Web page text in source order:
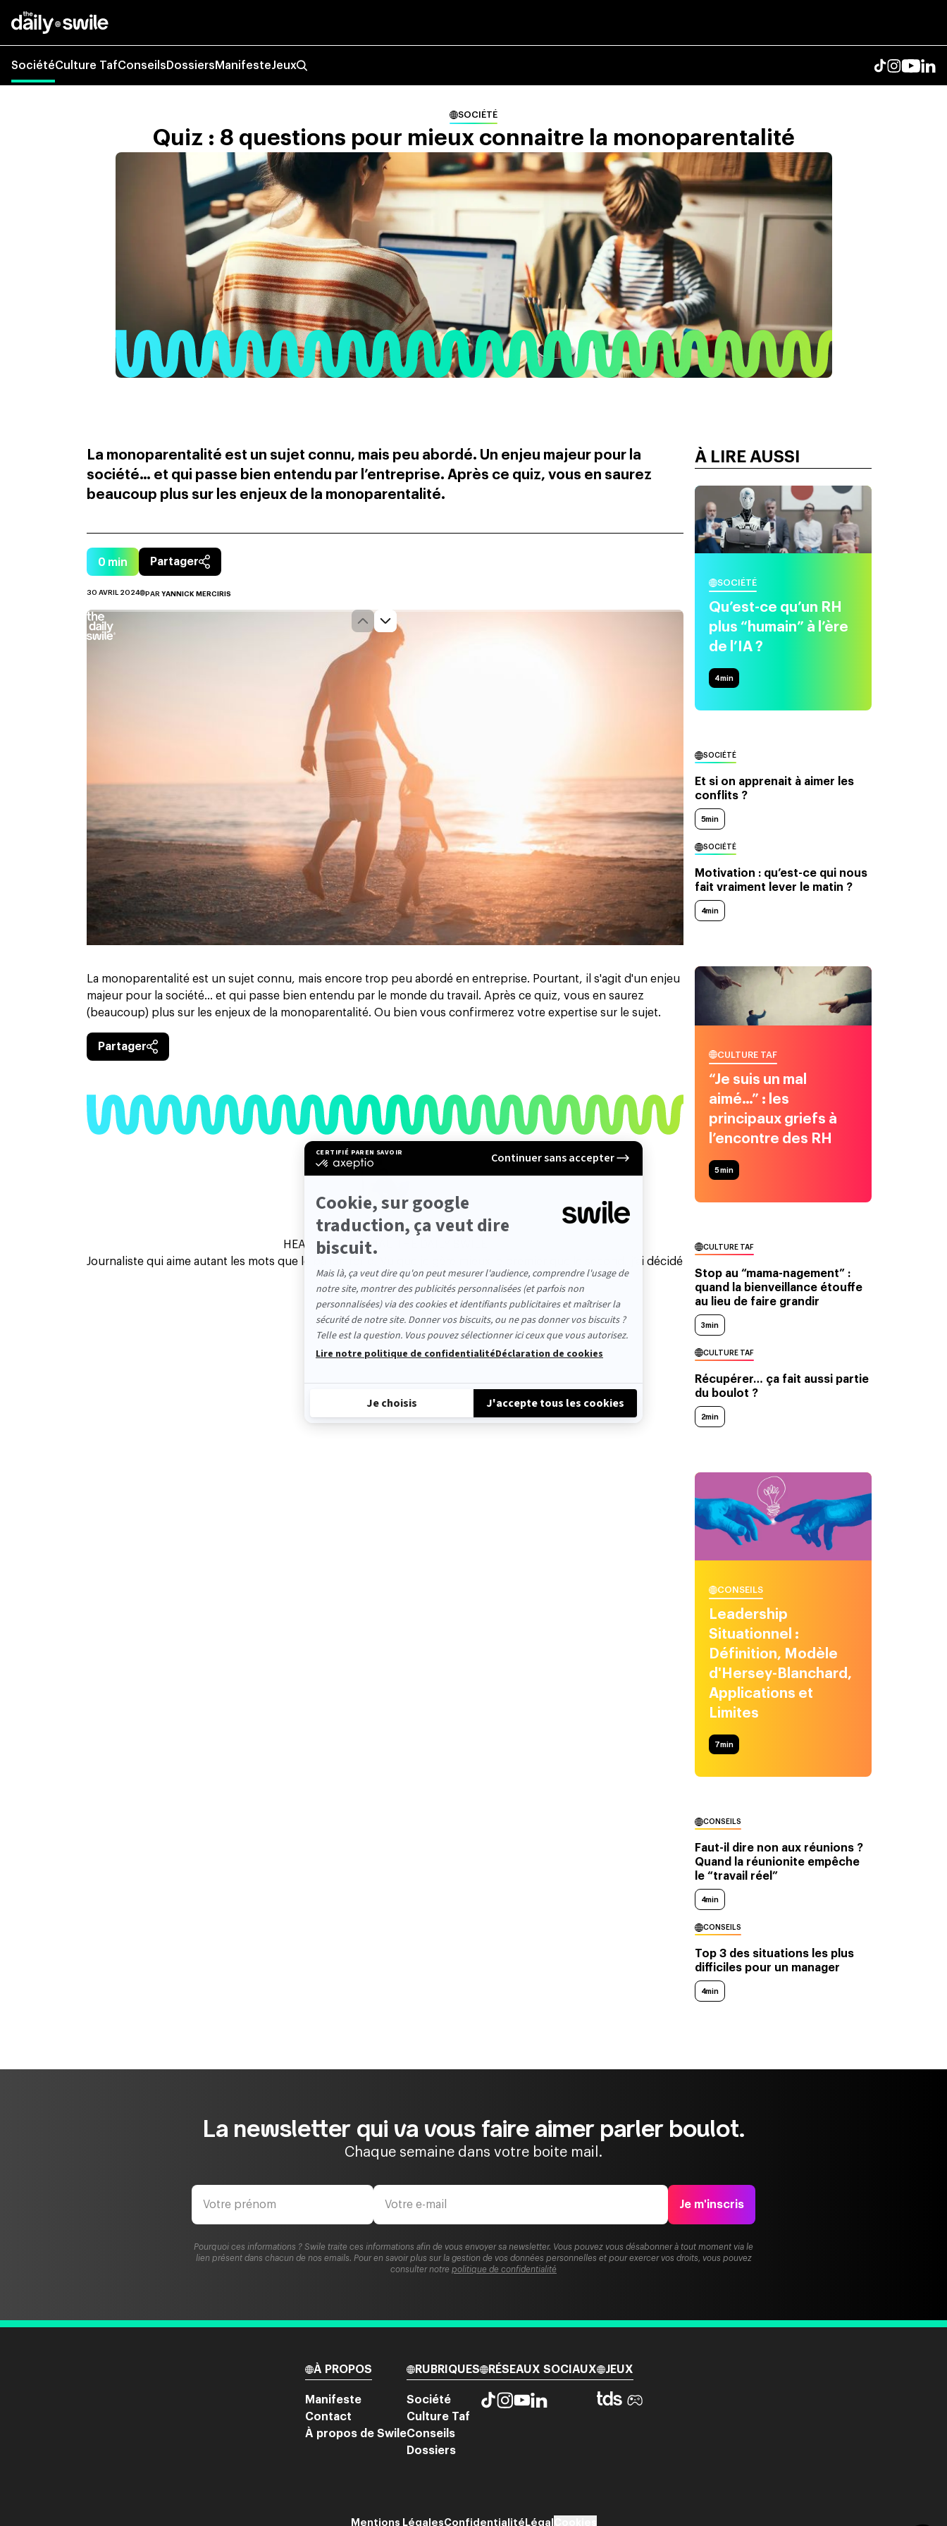
SociétéCulture TafConseils Dossiers ManifesteJeux
SOCIÉTÉ
Quiz : 8 questions pour mieux connaitre la monoparentalité
La monoparentalité est un sujet connu, mais peu abordé. Un enjeu majeur pour la
société… et qui passe bien entendu par l’entreprise. Après ce quiz, vous en saurez
beaucoup plus sur les enjeux de la monoparentalité.
0 min Partager
30 AVRIL 2024 PAR YANNICK MERCIRIS
La monoparentalité est un sujet connu, mais encore trop peu abordé en entreprise. Pourtant, il s'agit d'un enjeu
majeur pour la société… et qui passe bien entendu par le monde du travail. Après ce quiz, vous en saurez
(beaucoup) plus sur les enjeux de la monoparentalité. Ou bien vous confirmerez votre expertise sur le sujet.
Partager
YANNICK MERCIRIS
HEAD OF EDITORIAL THE DAILY SWILE
Journaliste qui aime autant les mots que le ballon rond. Vu que je gère mieux le premier que le second, j’ai décidé
[...]
Voir plus
À LIRE AUSSI
SOCIÉTÉ
Qu’est-ce qu’un RH
plus “humain” à l’ère
de l’IA ?
4min
SOCIÉTÉ
Et si on apprenait à aimer les
conflits ?
5min
SOCIÉTÉ
Motivation : qu’est-ce qui nous
fait vraiment lever le matin ?
4min
CULTURE TAF
“Je suis un mal
aimé…” : les
principaux griefs à
l’encontre des RH
5min
CULTURE TAF
Stop au “mama-nagement” :
quand la bienveillance étouffe
au lieu de faire grandir
3min
CULTURE TAF
Récupérer… ça fait aussi partie
du boulot ?
2min
CONSEILS
Leadership
Situationnel :
Définition, Modèle
d'Hersey-Blanchard,
Applications et
Limites
7min
CONSEILS
Faut-il dire non aux réunions ?
Quand la réunionite empêche
le “travail réel”
4min
CONSEILS
Top 3 des situations les plus
difficiles pour un manager
4min
La newsletter qui va vous faire aimer parler boulot.
Chaque semaine dans votre boite mail.
Je m'inscris
Pourquoi ces informations ? Swile traite ces informations afin de vous envoyer sa newsletter. Vous pouvez vous désabonner à tout moment via le
lien présent dans chacun de nos emails. Pour en savoir plus sur la gestion de vos données personnelles et pour exercer vos droits, vous pouvez
consulter notre politique de confidentialité
À PROPOS
Manifeste
Contact
À propos de Swile
RUBRIQUES
Société
Culture Taf
Conseils
Dossiers
RÉSEAUX SOCIAUX JEUX
Mentions LégalesConfidentialité Légal